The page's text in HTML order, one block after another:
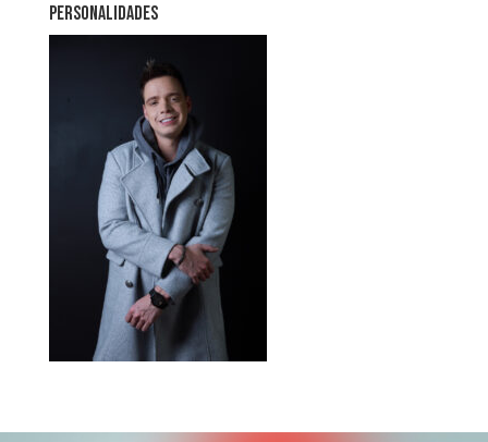
PERSONALIDADES